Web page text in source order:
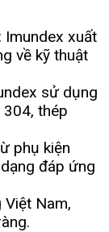
Imundex xuất
về kỹ thuật
sử dụng
thép
phụ kiện
đáp ứng
Nam,